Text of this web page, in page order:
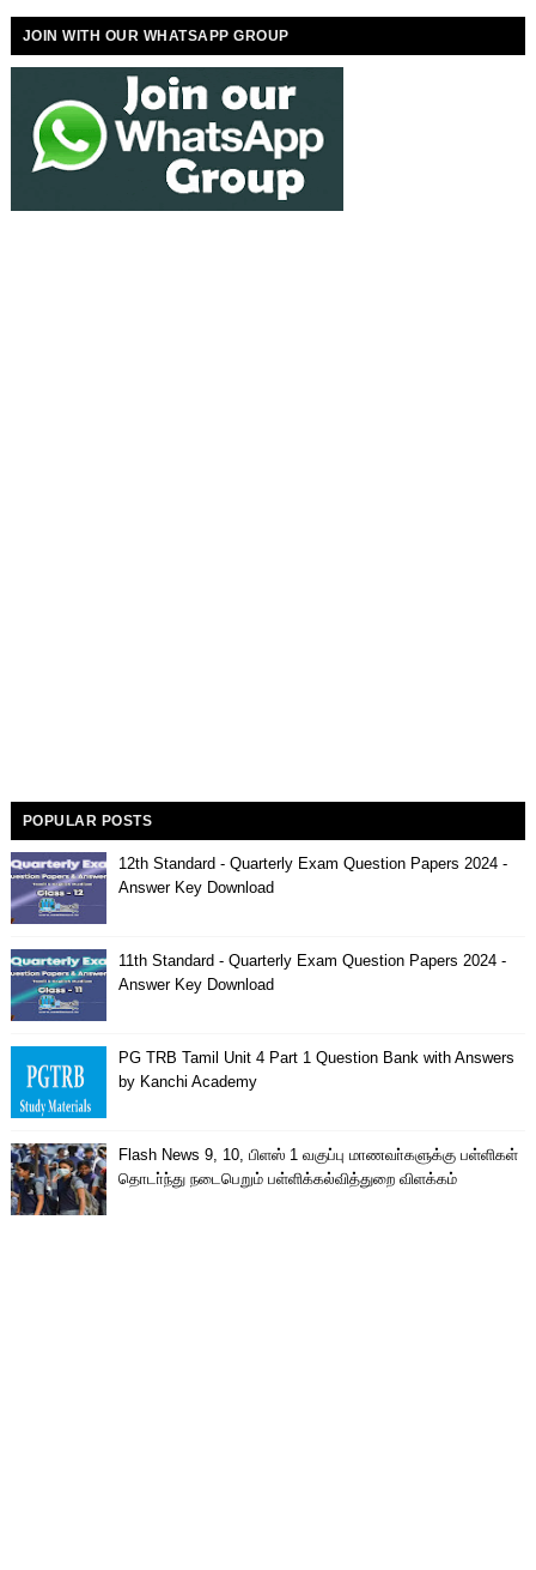
JOIN WITH OUR WHATSAPP GROUP
POPULAR POSTS
12th Standard - Quarterly Exam Question Papers 2024 -
Answer Key Download
11th Standard - Quarterly Exam Question Papers 2024 -
Answer Key Download
PG TRB Tamil Unit 4 Part 1 Question Bank with Answers
by Kanchi Academy
Flash News 9, 10, பிளஸ் 1 வகுப்பு மாணவா்களுக்கு பள்ளிகள்
தொடா்ந்து நடைபெறும் பள்ளிக்கல்வித்துறை விளக்கம்